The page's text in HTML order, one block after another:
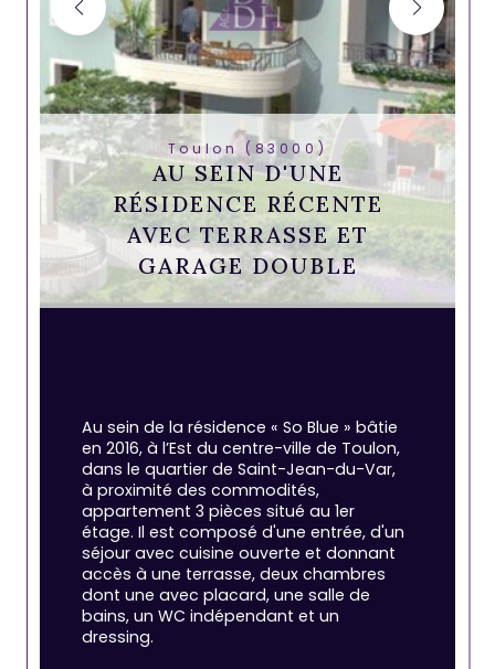
Toulon (83000)
AU SEIN D'UNE
RÉSIDENCE RÉCENTE
AVEC TERRASSE ET
GARAGE DOUBLE
Au sein de la résidence « So Blue » bâtie
en 2016, à l’Est du centre-ville de Toulon,
dans le quartier de Saint-Jean-du-Var,
à proximité des commodités,
appartement 3 pièces situé au 1er
étage. Il est composé d'une entrée, d'un
séjour avec cuisine ouverte et donnant
accès à une terrasse, deux chambres
dont une avec placard, une salle de
bains, un WC indépendant et un
dressing.